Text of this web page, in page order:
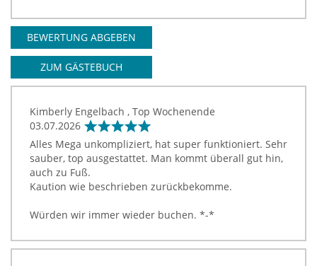
BEWERTUNG ABGEBEN
ZUM GÄSTEBUCH
Kimberly Engelbach , Top Wochenende
03.07.2026
Alles Mega unkompliziert, hat super funktioniert. Sehr
sauber, top ausgestattet. Man kommt überall gut hin,
auch zu Fuß.
Kaution wie beschrieben zurückbekomme.
Würden wir immer wieder buchen. *-*